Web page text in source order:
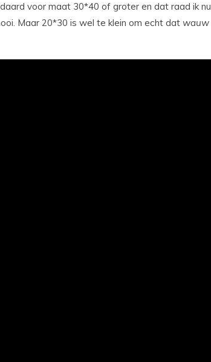
voor maat 30*40 of groter en dat raad ik nu
Maar 20*30 is wel te klein om echt dat wauw